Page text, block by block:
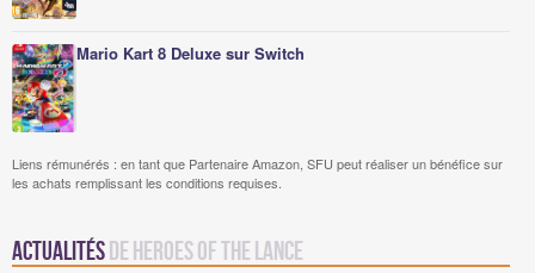
Mario Kart 8 Deluxe sur Switch
Liens rémunérés : en tant que Partenaire Amazon, SFU peut réaliser un bénéfice sur
les achats remplissant les conditions requises.
Actualités de Heroes of the Lance